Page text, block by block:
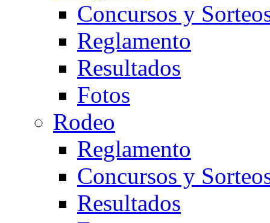
Concursos y
Reglamento
Resultados
Fotos
Rodeo
Reglamento
Concursos y
Resultados